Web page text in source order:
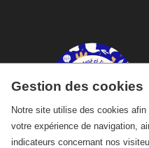
Gestion des cookies
Notre site utilise des cookies
votre expérience de navigation,
indicateurs concernant nos